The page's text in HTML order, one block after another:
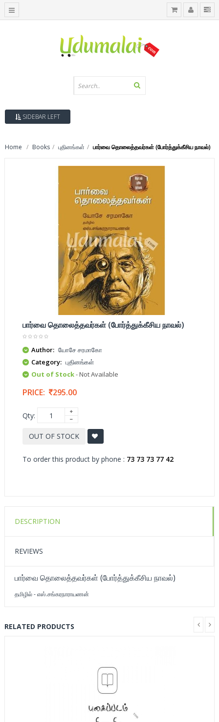
SIDEBAR LEFT
Home Books புதினங்கள் பார்வை தொலைத்தவர்கள் (போர்த்துக்கீசிய நாவல்)
பார்வை தொலைத்தவர்கள் (போர்த்துக்கீசிய நாவல்)
Author: யோசே சரமாகோ
Category: புதினங்கள்
Out of Stock- Not Available
PRICE: 295.00
Qty:
OUT OF STOCK
To order this product by phone : 73 73 73 77 42
DESCRIPTION
REVIEWS
பார்வை தொலைத்தவர்கள் (போர்த்துக்கீசிய நாவல்)
தமிழில் - எஸ்.சங்கரநாராயணன்
RELATED PRODUCTS